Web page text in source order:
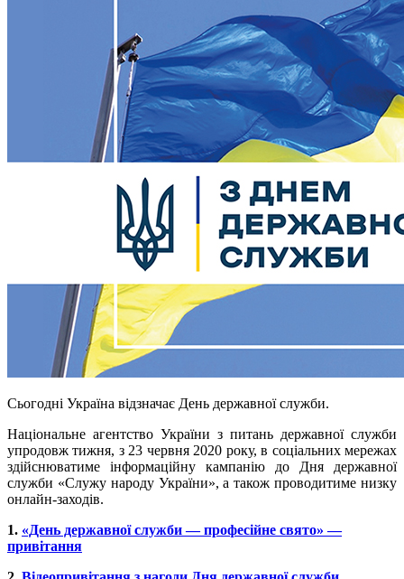
Сьогодні Україна відзначає День державної служби.
Національне агентство України з питань державної служби
упродовж тижня, з 23 червня 2020 року, в соціальних мережах
здійснюватиме інформаційну кампанію до Дня державної
служби «Служу народу України», а також проводитиме низку
онлайн-заходів.
1. «День державної служби — професійне свято» —
привітання